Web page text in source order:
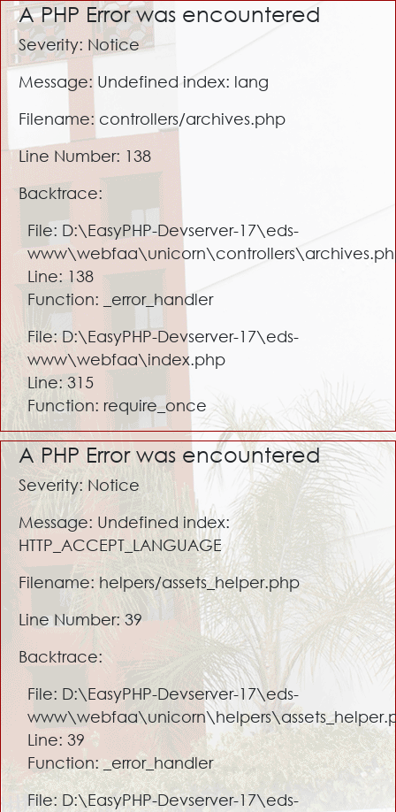
A PHP Error was encountered
Severity: Notice
Message: Undefined index: lang
Filename: controllers/archives.php
Line Number: 138
Backtrace:
File: D:\EasyPHP-Devserver-17\eds-
Line: 138
Function: _error_handler
File: D:\EasyPHP-Devserver-17\eds-
www\webfaa\index.php
Line: 315
Function: require_once
A PHP Error was encountered
Severity: Notice
Message: Undefined index:
HTTP_ACCEPT_LANGUAGE
Filename: helpers/assets_helper.php
Line Number: 39
Backtrace:
File: D:\EasyPHP-Devserver-17\eds-
Line: 39
Function: _error_handler
File: D:\EasyPHP-Devserver-17\eds-